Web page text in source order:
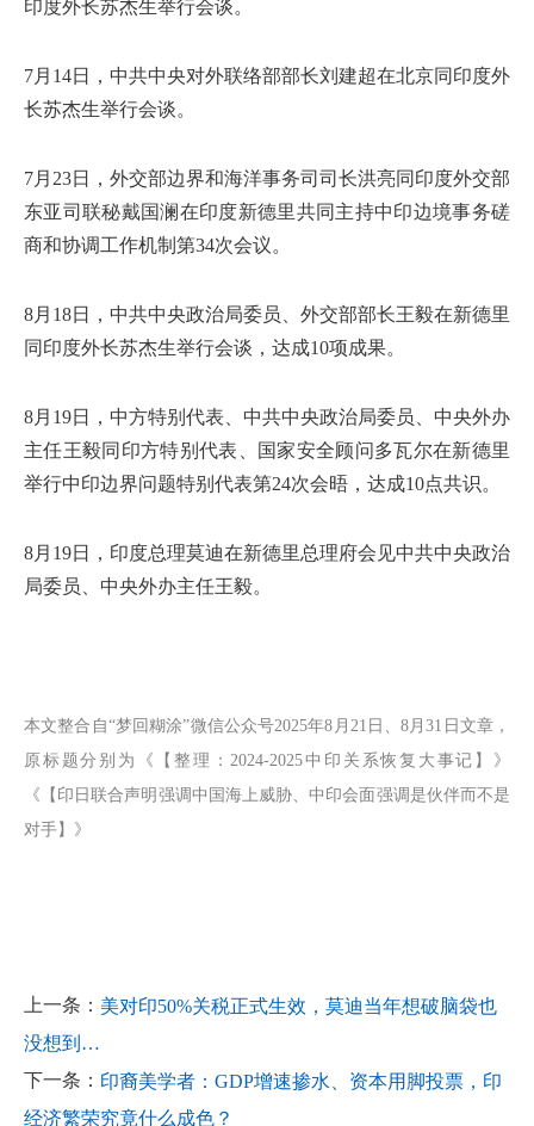
印度外长苏杰生举行会谈。
7月14日，中共中央对外联络部部长刘建超在北京同印度外
长苏杰生举行会谈。
7月23日，外交部边界和海洋事务司司长洪亮同印度外交部
东亚司联秘戴国澜在印度新德里共同主持中印边境事务磋
商和协调工作机制第34次会议。
8月18日，中共中央政治局委员、外交部部长王毅在新德里
同印度外长苏杰生举行会谈，达成10项成果。
8月19日，中方特别代表、中共中央政治局委员、中央外办
主任王毅同印方特别代表、国家安全顾问多瓦尔在新德里
举行中印边界问题特别代表第24次会晤，达成10点共识。
8月19日，印度总理莫迪在新德里总理府会见中共中央政治
局委员、中央外办主任王毅。
本文整合自“梦回糊涂”微信公众号2025年8月21日、8月31日文章，
原标题分别为《【整理：2024-2025中印关系恢复大事记】》
《【印日联合声明强调中国海上威胁、中印会面强调是伙伴而不是
对手】》
上一条： 美对印50%关税正式生效，莫迪当年想破脑袋也
没想到…
下一条： 印裔美学者：GDP增速掺水、资本用脚投票，印
经济繁荣究竟什么成色？